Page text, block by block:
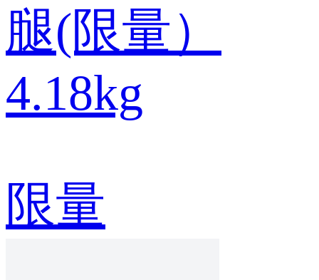
腿(限量）
4.18kg
限量